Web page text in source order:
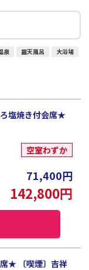
泉 露天風呂 大浴場
塩焼き付会席★
空室わずか
71,400円
142,800円
★ 〔喫煙〕吉祥